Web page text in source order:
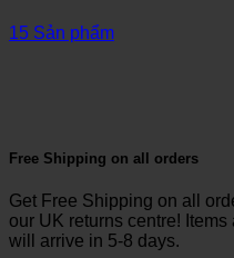
15 Sản phẩm
Free Shipping on all orders
Get Free Shipping on all
our UK returns centre!
will arrive in 5-8 days.